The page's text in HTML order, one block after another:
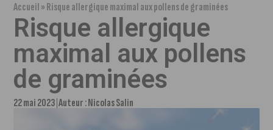
Accueil»Risque allergique maximal aux pollens de graminées
Risque allergique
maximal aux pollens
de graminées
22 mai 2023 Auteur :Nicolas Salin